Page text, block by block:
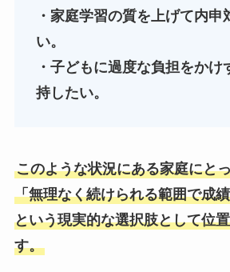
・家庭学習の質を上げて内申
い。
・子どもに過度な負担をかけ
持したい。
このような状況にある家庭にと
「無理なく続けられる範囲で成
という現実的な選択肢として位
す。